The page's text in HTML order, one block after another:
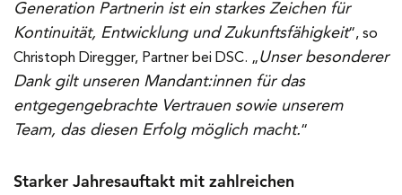
Generation Partnerin ist ein starkes Zeichen für
Kontinuität, Entwicklung und Zukunftsfähigkeit“, so
Christoph Diregger, Partner bei DSC. „Unser besonderer
Dank gilt unseren Mandant:innen für das
entgegengebrachte Vertrauen sowie unserem
Team, das diesen Erfolg möglich macht.“
Starker Jahresauftakt mit zahlreichen